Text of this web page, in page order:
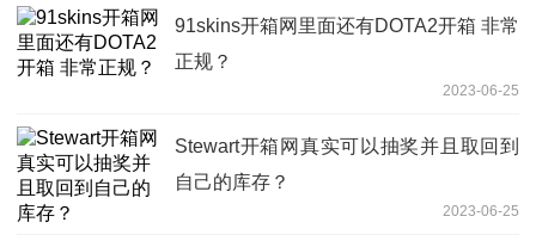
91skins开箱网里面还有DOTA2开箱 非常
正规？
2023-06-25
Stewart开箱网真实可以抽奖并且取回到
自己的库存？
2023-06-25